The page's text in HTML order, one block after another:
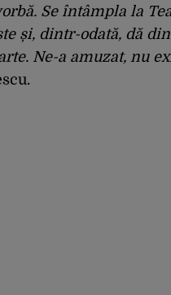
Se întâmpla la
și, dintr-odată, dă
Ne-a amuzat, nu